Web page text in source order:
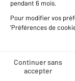
Agence immobilière